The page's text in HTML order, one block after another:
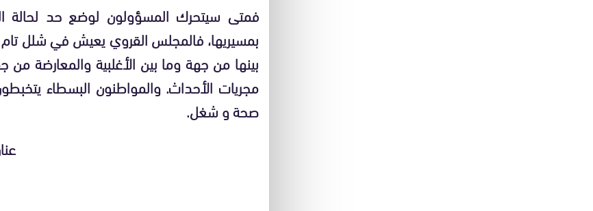
فمتى سيتحرك المسؤولون لوضع حد لحالة
بمسيريها، فالمجلس القروي يعيش في شلل تام
بينها من جهة وما بين الأغلبية والمعارضة
مجريات الأحداث. والمواطنون البسطاء
صحة و شغل.
عنان